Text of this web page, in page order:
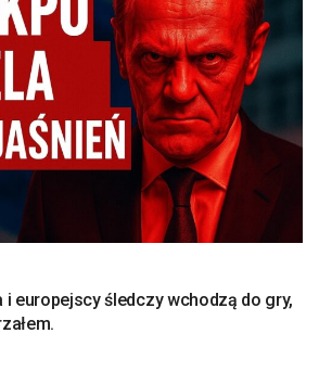
i europejscy śledczy wchodzą do gry,